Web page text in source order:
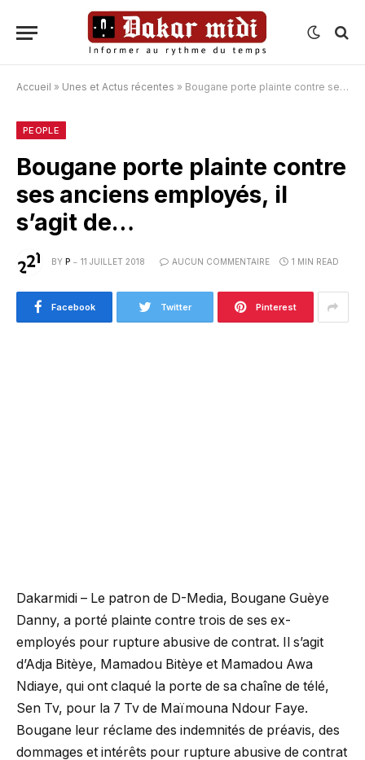
Accueil » Unes et Actus récentes » Bougane porte plainte contre ses anciens employés, il s’agit de…
PEOPLE
Bougane porte plainte contre
ses anciens employés, il
s’agit de…
BY P 11 JUILLET 2018 AUCUN COMMENTAIRE 1 MIN READ
Facebook Twitter Pinterest
Dakarmidi – Le patron de D-Media, Bougane Guèye
Danny, a porté plainte contre trois de ses ex-
employés pour rupture abusive de contrat. Il s’agit
d’Adja Bitèye, Mamadou Bitèye et Mamadou Awa
Ndiaye, qui ont claqué la porte de sa chaîne de télé,
Sen Tv, pour la 7 Tv de Maïmouna Ndour Faye.
Bougane leur réclame des indemnités de préavis, des
dommages et intérêts pour rupture abusive de contrat